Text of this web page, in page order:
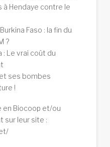
à Hendaye contre le
Faso : la fin du
?
: Le vrai coût du
ses bombes
!
en Biocoop et/ou
sur leur site :